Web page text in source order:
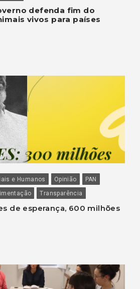
defenda fim do
vivos para países
e Humanos Opinião
PAN
Transparência
de esperança, 600 milhões